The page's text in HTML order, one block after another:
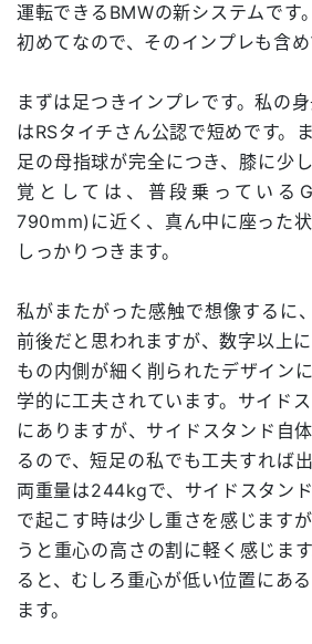
運転できるBMWの新システムです
初めてなので、そのインプレも含め
まずは足つきインプレです。私の
はRSタイチさん公認で短めです。
足の母指球が完全につき、膝に少
覚としては、普段乗っている
790mm)に近く、真ん中に座った
しっかりつきます。
私がまたがった感触で想像するに
前後だと思われますが、数字以上
もの内側が細く削られたデザイン
学的に工夫されています。サイド
にありますが、サイドスタンド自
るので、短足の私でも工夫すれば
両重量は244kgで、サイドスタン
で起こす時は少し重さを感じます
うと重心の高さの割に軽く感じま
ると、むしろ重心が低い位置にあ
ます。